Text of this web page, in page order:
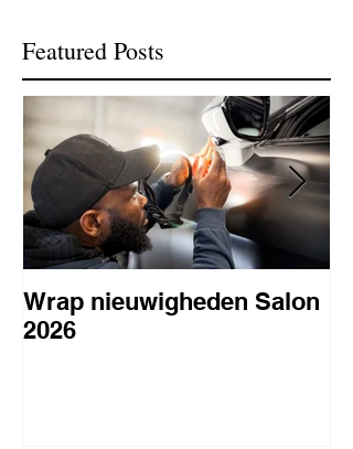
Featured Posts
Wrap nieuwigheden Salon
2026